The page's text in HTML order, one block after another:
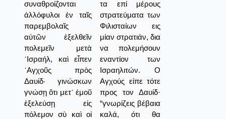
συναθροίζονται
ἀλλόφυλοι ἐν ταῖς
παρεμβολαῖς
αὐτῶν ἐξελθεῖν
πολεμεῖν μετὰ
᾿Ισραήλ, καὶ εἶπεν
᾿Αγχοῦς πρὸς
Δαυίδ· γινώσκων
γνώσῃ ὅτι μετ᾿ ἐμοῦ
ἐξελεύσῃ εἰς
πόλεμον σὺ καὶ οἱ
τα επί μέρους
στρατεύματα των
Φιλισταίων εις
μίαν στρατιάν, δια
να πολεμήσουν
εναντίον των
Ισραηλιτών. Ο
Αγχούς είπε τότε
προς τον Δαυίδ·
“γνωρίζεις βέβαια
καλά, ότι θα